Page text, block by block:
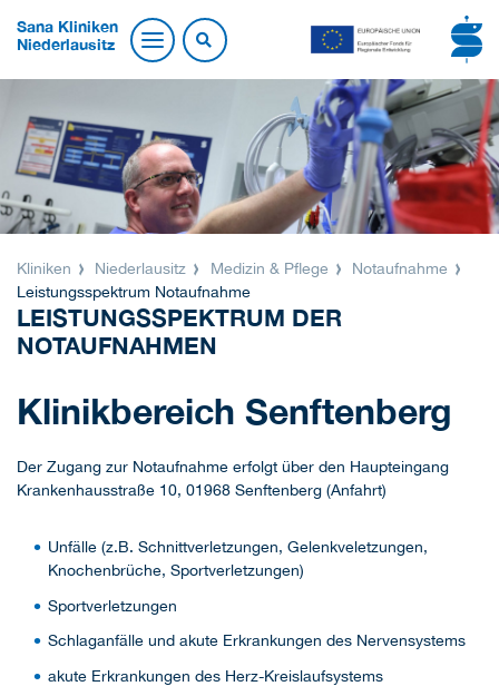
Sana Kliniken
Niederlausitz
Kliniken Niederlausitz Medizin & Pflege
Notaufnahme
Leistungsspektrum Notaufnahme
LEISTUNGSSPEKTRUM DER
NOTAUFNAHMEN
Klinikbereich Senftenberg
Der Zugang zur Notaufnahme erfolgt über den Haupteingang
Krankenhausstraße 10, 01968 Senftenberg (Anfahrt)
Unfälle (z.B. Schnittverletzungen, Gelenkveletzungen,
Knochenbrüche, Sportverletzungen)
Sportverletzungen
Schlaganfälle und akute Erkrankungen des Nervensystems
akute Erkrankungen des Herz-Kreislaufsystems